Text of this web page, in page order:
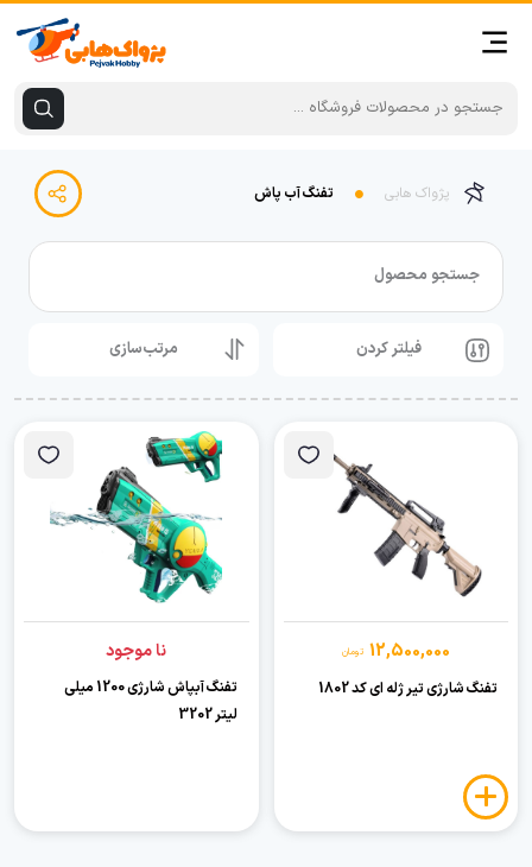
پژواک هابی تفنگ آب پاش
جستجو محصول
فیلتر کردن مرتب‌سازی
12,500,000 تومان
تفنگ شارژی تیر ژله ای کد 1802
نا موجود
تفنگ آبپاش شارژی 1200 میلی
لیتر 3202